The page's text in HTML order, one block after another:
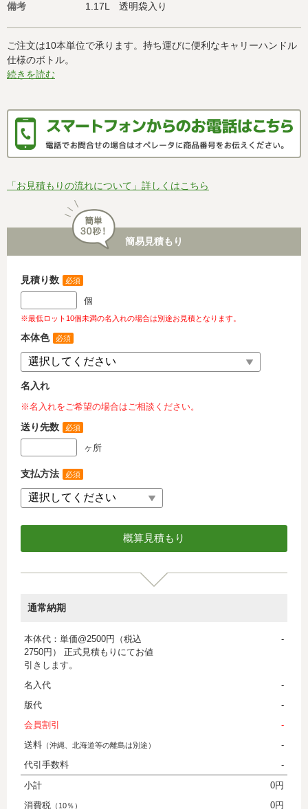
備考
1.17L 透明袋入り
ご注文は10本単位で承ります。持ち運びに便利なキャリーハンドル
仕様のボトル。
続きを読む
「お見積もりの流れについて」詳しくはこちら
簡易見積もり
見積り数 必須
個
※最低ロット10個未満の名入れの場合は別途お見積となります。
本体色 必須
名入れ
※名入れをご希望の場合はご相談ください。
送り先数 必須
ヶ所
支払方法 必須
通常納期
本体代：単価@2500円（税込
2750円） 正式見積もりにてお値
引きします。
-
名入代
-
版代
-
会員割引
-
送料 （沖縄、北海道等の離島は別途）
-
代引手数料
-
小計
0円
消費税 （10％） 0円